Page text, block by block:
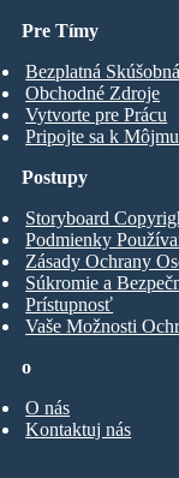
Pre Tímy
Bezplatná
Obchodné Zdroje
Vytvorte pre Prácu
Pripojte sa k
o
O nás
Kontaktuj nás
Postupy
Storyboard
Podmienky
Zásady Ochrany
Súkromie a
Prístupnosť
Vaše Možnosti